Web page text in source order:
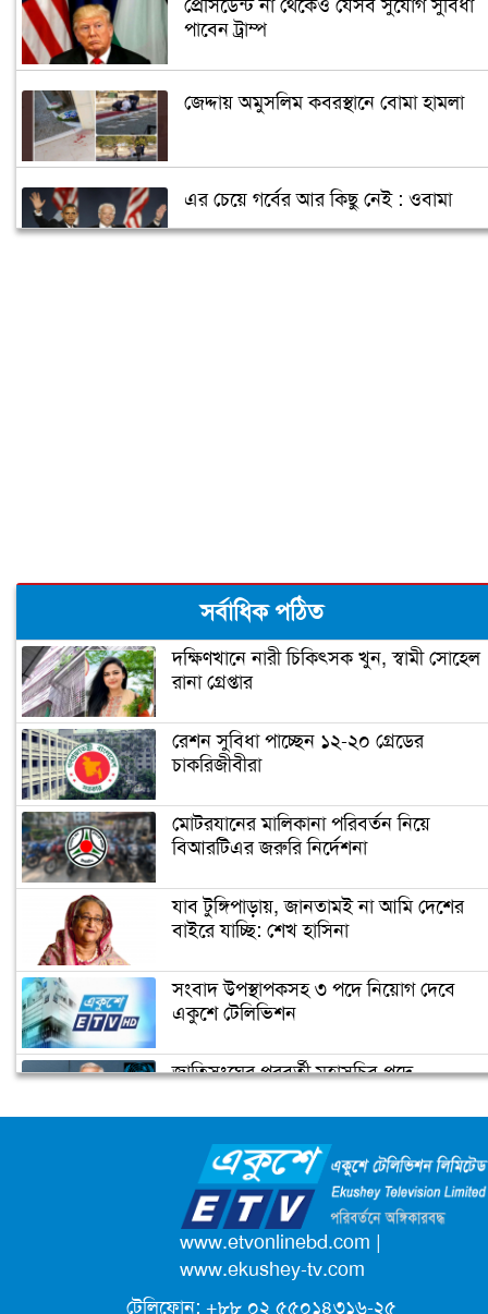
প্রেসিডেন্ট না থেকেও যেসব সুযোগ সুবিধা
পাবেন ট্রাম্প
জেদ্দায় অমুসলিম কবরস্থানে বোমা হামলা
এর চেয়ে গর্বের আর কিছু নেই : ওবামা
ঘর ভাঙতে বসেছে ট্রাম্পের!
জিতেই প্রথম যে কাজটি করলেন বাইডেন
‘গ্রেফতার হতে পারেন ডোনাল্ড ট্রাম্প’
ইলেকট্রনিক পদ্ধতি ব্যবহার করা হয়েছে’
ফ্রান্সের মুসলিমদের আলটিমেটাম দিলেন
ম্যাক্রোঁ
কমলার ইতিহাস
সর্বাধিক পঠিত
দক্ষিণখানে নারী চিকিৎসক খুন, স্বামী সোহেল
রানা গ্রেপ্তার
রেশন সুবিধা পাচ্ছেন ১২-২০ গ্রেডের
চাকরিজীবীরা
মোটরযানের মালিকানা পরিবর্তন নিয়ে
বিআরটিএর জরুরি নির্দেশনা
যাব টুঙ্গিপাড়ায়, জানতামই না আমি দেশের
বাইরে যাচ্ছি: শেখ হাসিনা
সংবাদ উপস্থাপকসহ ৩ পদে নিয়োগ দেবে
একুশে টেলিভিশন
জাতিসংঘের পরবর্তী মহাসচিব পদে
ক্যাম্পাস অ্যাম্বাসেডর নিয়োগ দিচ্ছে একুশে
টেলিভিশন
পদোন্নতি পেয়ে সচিব হলেন ২ কর্মকর্তা
www.etvonlinebd.com |
www.ekushey-tv.com
টেলিফোন: +৮৮ ০২ ৫৫০১৪৩১৬-২৫